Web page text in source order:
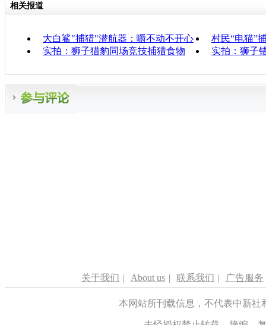
相关报道
大白鲨"捕猎"潜航器：嚼不动不开心
村民“电猫”
实拍：狮子猎豹同场竞技捕猎食物
实拍：狮子
关于我们 | About us | 联系我们 | 广告服务
本网站所刊载信息，不代表中新